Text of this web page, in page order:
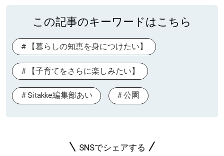
この記事のキーワードはこちら
【暮らしの知恵を身につけたい】
【子育てをさらに楽しみたい】
Sitakke編集部あい 公園
SNSでシェアする